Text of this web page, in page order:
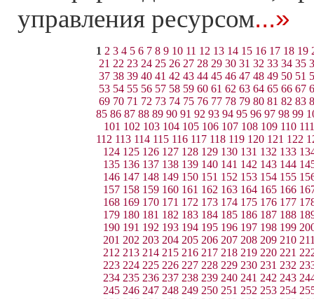
управления ресурсом...»
1 2 3 4 5 6 7 8 9 10 11 12 13 14 15 16 17 18 19
21 22 23 24 25 26 27 28 29 30 31 32 33 34 35
37 38 39 40 41 42 43 44 45 46 47 48 49 50 51
53 54 55 56 57 58 59 60 61 62 63 64 65 66 67
69 70 71 72 73 74 75 76 77 78 79 80 81 82 83
85 86 87 88 89 90 91 92 93 94 95 96 97 98 99
101 102 103 104 105 106 107 108 109 110 111
112 113 114 115 116 117 118 119 120 121 122
124 125 126 127 128 129 130 131 132 133
135 136 137 138 139 140 141 142 143 144
146 147 148 149 150 151 152 153 154 155
157 158 159 160 161 162 163 164 165 166
168 169 170 171 172 173 174 175 176 177
179 180 181 182 183 184 185 186 187 188
190 191 192 193 194 195 196 197 198 199
201 202 203 204 205 206 207 208 209 210
212 213 214 215 216 217 218 219 220 221
223 224 225 226 227 228 229 230 231 232
234 235 236 237 238 239 240 241 242 243
245 246 247 248 249 250 251 252 253 254